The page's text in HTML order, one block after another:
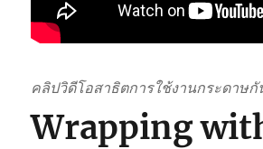
คลิปวิดีโอสาธิตการใช้งานกระดาษ
Wrapping